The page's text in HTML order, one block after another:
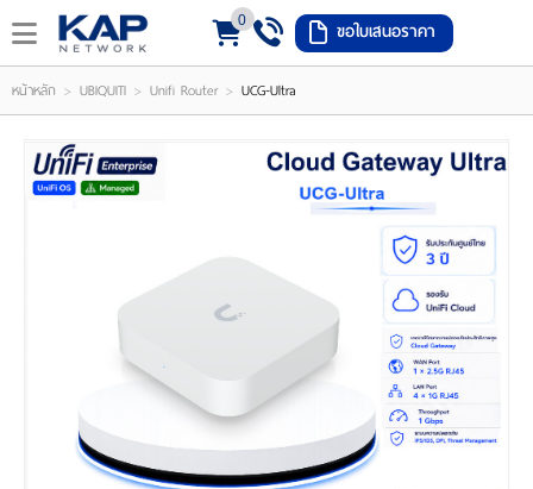
LOGIN
REGISTER
0
0 ขอใบเสนอราคา
หน้าหลัก > UBIQUITI > Unifi Router > UCG-Ultra